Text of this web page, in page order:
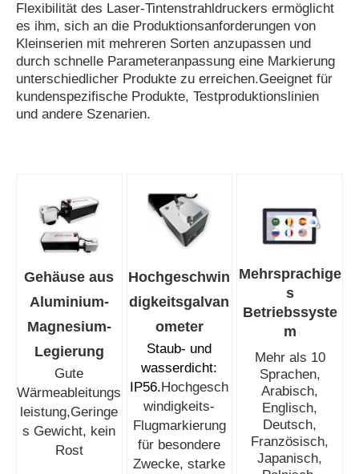
Flexibilität des Laser-Tintenstrahldruckers ermöglicht
es ihm, sich an die Produktionsanforderungen von
Kleinserien mit mehreren Sorten anzupassen und
durch schnelle Parameteranpassung eine Markierung
unterschiedlicher Produkte zu erreichen.Geeignet für
kundenspezifische Produkte, Testproduktionslinien
und andere Szenarien.
Gehäuse aus
Aluminium-
Magnesium-
Legierung
Gute
Wärmeableitungs
leistung,Geringe
s Gewicht, kein
Rost
Hochgeschwin
digkeitsgalvan
ometer
Staub- und
wasserdicht:
IP56. Hochgesch
windigkeits-
Flugmarkierung
für besondere
Zwecke, starke
Mehrsprachige
s
Betriebssyste
m
Mehr als 10
Sprachen,
Arabisch,
Englisch,
Deutsch,
Französisch,
Japanisch,